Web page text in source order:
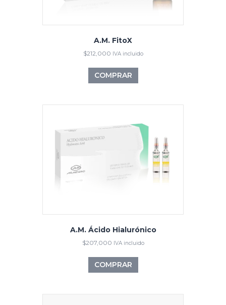
A.M. FitoX
$212,000 IVA incluido
COMPRAR
A.M. Ácido Hialurónico
$207,000 IVA incluido
COMPRAR